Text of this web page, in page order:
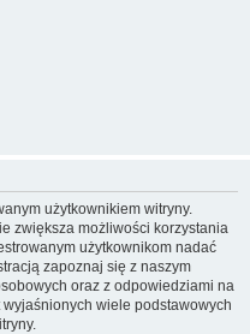
użytkownikiem witryny.
zwiększa możliwości korzystania
użytkownikom nadać
zapoznaj się z naszym
oraz z odpowiedziami na
wiele podstawowych